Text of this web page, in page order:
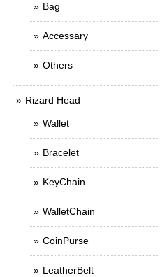
Bag
Accessary
Others
Rizard Head
Wallet
Bracelet
KeyChain
WalletChain
CoinPurse
LeatherBelt